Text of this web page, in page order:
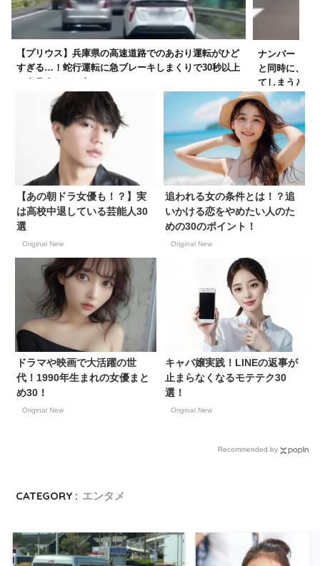
【プリウス】兵庫県の高速道路でのあおり運転がひど
すぎる…！蛇行運転に急ブレーキしまくりで30秒以上
のクラクションも
ナンバー「湘
と同時に、撮
てしまうと話
【あの朝ドラ女優も！？】実
は高校中退している芸能人30
選
Original New
追われる女の条件とは！？追
いかける恋をやめたい人のた
めの30のポイント！
Original New
ドラマや映画で大活躍の世
代！1990年生まれの女優まと
め30！
Original New
キャバ嬢実践！LINEの返事が
止まらなくなるモテテク30
選！
Original New
Recommended by
CATEGORY : エンタメ